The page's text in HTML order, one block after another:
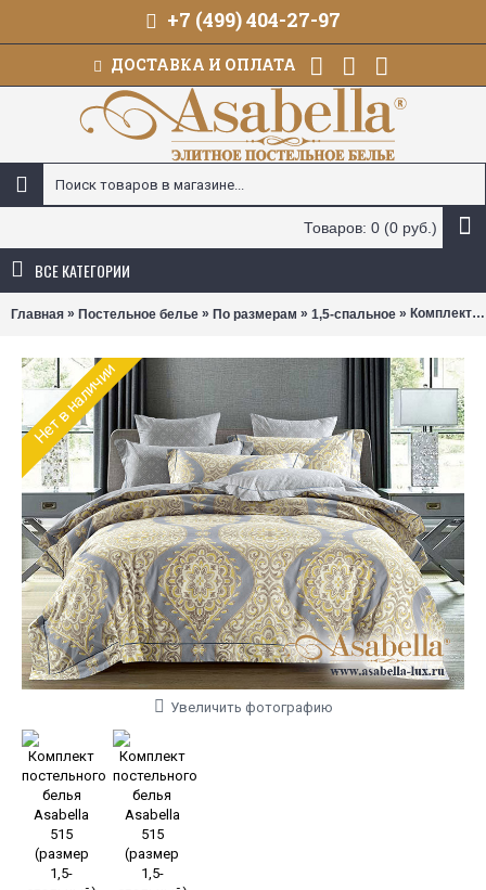
+7 (499) 404-27-97
ДОСТАВКА И ОПЛАТА
Товаров: 0 (0 руб.)
ВСЕ КАТЕГОРИИ
Главная » Постельное белье » По размерам » 1,5-спальное » Комплект постельного белья Asabella 515 (размер 1,5-спальный)
Нет в наличии
Увеличить фотографию